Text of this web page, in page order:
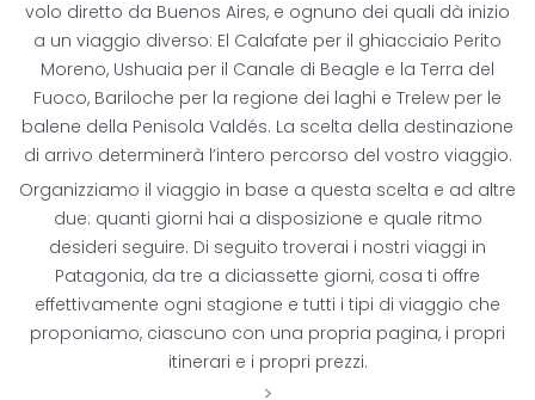
Richiedi un preventivo
volo diretto da Buenos Aires, e ognuno dei quali dà inizio
a un viaggio diverso: El Calafate per il ghiacciaio Perito
Moreno, Ushuaia per il Canale di Beagle e la Terra del
Fuoco, Bariloche per la regione dei laghi e Trelew per le
balene della Penisola Valdés. La scelta della destinazione
di arrivo determinerà l’intero percorso del vostro viaggio.
Organizziamo il viaggio in base a questa scelta e ad altre
due: quanti giorni hai a disposizione e quale ritmo
desideri seguire. Di seguito troverai i nostri viaggi in
Patagonia, da tre a diciassette giorni, cosa ti offre
effettivamente ogni stagione e tutti i tipi di viaggio che
proponiamo, ciascuno con una propria pagina, i propri
itinerari e i propri prezzi.
>